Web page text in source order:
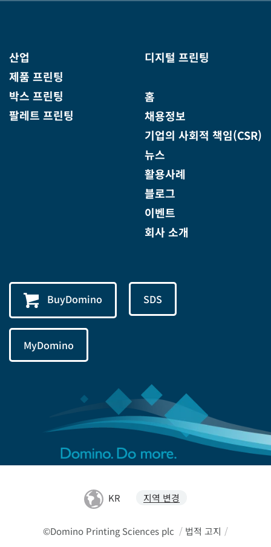
산업
제품 프린팅
박스 프린팅
팔레트 프린팅
디지털 프린팅
홈
채용정보
기업의 사회적 책임(CSR)
뉴스
활용사례
블로그
이벤트
회사 소개
BuyDomino SDS
MyDomino
KR 지역 변경
©Domino Printing Sciences plc / 법적 고지 /